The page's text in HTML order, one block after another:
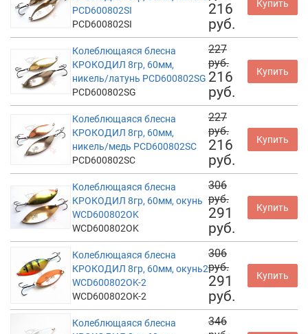
PCD600802SI
PCD600802SI
216
руб.
Купить
Колеблющаяся блесна
КРОКОДИЛ 8гр, 60мм,
никель/латунь PCD600802SG
PCD600802SG
227
руб.
216
руб.
Купить
Колеблющаяся блесна
КРОКОДИЛ 8гр, 60мм,
никель/медь PCD600802SC
PCD600802SC
227
руб.
216
руб.
Купить
Колеблющаяся блесна
КРОКОДИЛ 8гр, 60мм, окунь
WCD600802OK
WCD600802OK
306
руб.
291
руб.
Купить
Колеблющаяся блесна
КРОКОДИЛ 8гр, 60мм, окунь2
WCD600802OK-2
WCD600802OK-2
306
руб.
291
руб.
Купить
Колеблющаяся блесна
346